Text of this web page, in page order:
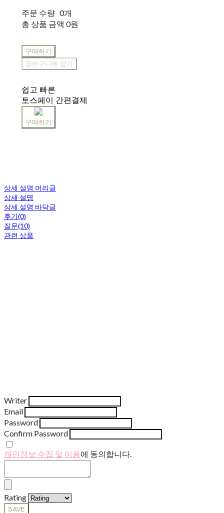
주문 수량 0개
총 상품 금액 0원
구매하기
장바구니에 담기
쉽고 빠른
토스페이 간편결제
구매하기
상세 설명 머리글
상세 설명
상세 설명 바닥글
후기(0)
질문(10)
관련 상품
Writer
Email
Password
Confirm Password
개인정보 수집 및 이용에 동의합니다.
Rating
SAVE